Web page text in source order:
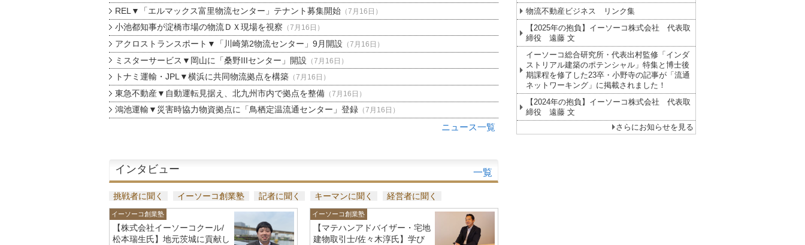
REL▼「エルマックス富里物流センター」テナント募集開始（7月16日）
小池都知事が淀橋市場の物流ＤＸ現場を視察 （7月16日）
アクロストランスポート▼「川崎第2物流センター」9月開設 （7月16日）
ミスターサービス▼岡山に「桑野IIIセンター」開設 （7月16日）
トナミ運輸・JPL▼横浜に共同物流拠点を構築（7月16日）
東急不動産▼自動運転見据え、北九州市内で拠点を整備（7月16日）
鴻池運輸▼災害時協力物資拠点に「鳥栖定温流通センター」登録（7月16日）
ニュース一覧
インタビュー 一覧
挑戦者に聞く イーソーコ創業塾 記者に聞く キーマンに聞く 経営者に聞く
イーソーコ創業塾
【株式会社イーソーコクール/
松本瑞生氏】地元茨城に貢献し
イーソーコ創業塾
【マテハンアドバイザー・宅地
建物取引士/佐々木淳氏】学び
物流不動産ビジネス リンク集
【2025年の抱負】イーソーコ株式会社 代表取
締役 遠藤 文
イーソーコ総合研究所・代表出村監修「インダ
ストリアル建築のポテンシャル」特集と博士後
期課程を修了した23卒・小野寺の記事が「流通
ネットワーキング」に掲載されました！
【2024年の抱負】イーソーコ株式会社 代表取
締役 遠藤 文
さらにお知らせを見る